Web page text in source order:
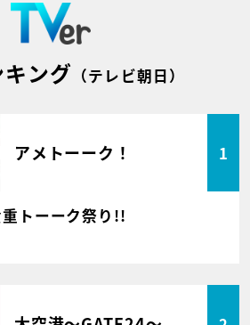
ング （テレビ朝日）
アメトーーク！ 1
トーーク祭り!!